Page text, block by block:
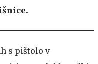
s pištolo v